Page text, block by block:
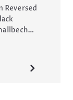
Reversed